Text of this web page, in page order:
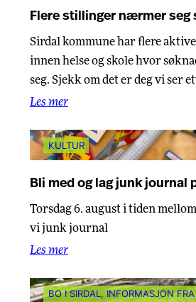
Flere stillinger nærmer seg
Sirdal kommune har flere
innen helse og skole hvor
seg. Sjekk om det er deg vi ser
Les mer
KULTUR
Bli med og lag junk journal
Torsdag 6. august i tiden
vi junk journal
Les mer
BO I SIRDAL, INFORMASJON